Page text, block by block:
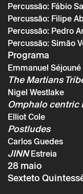
Percussão: Fábio
Percussão: Filipe
Percussão: Pedro
Percussão: Simão
Programa
Emmanuel Séjouné
The Martians
Nigel Westlake
Omphalo centric
Elliot Cole
Postludes
Carlos Guedes
JINNEstreia
28 maio
Sexteto
Quarta 14
Ciclo Música
Minho